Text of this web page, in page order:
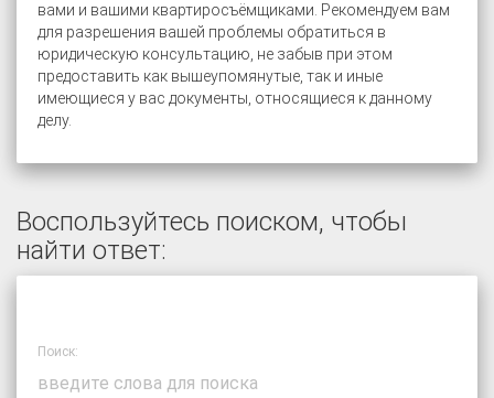
вами и вашими квартиросъёмщиками. Рекомендуем вам
для разрешения вашей проблемы обратиться в
юридическую консультацию, не забыв при этом
предоставить как вышеупомянутые, так и иные
имеющиеся у вас документы, относящиеся к данному
делу.
Воспользуйтесь поиском, чтобы
найти ответ:
Поиск: